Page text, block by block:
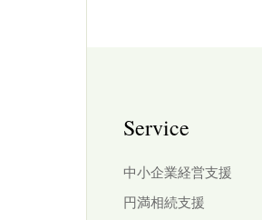
Service
中小企業経営支援
円満相続支援